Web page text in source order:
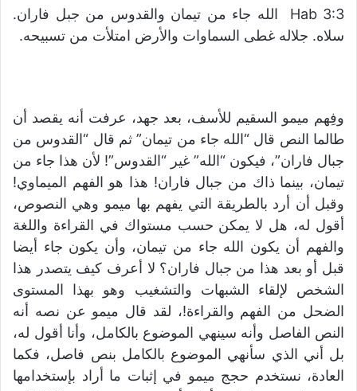
Hab 3:3 الله جاء من تيمان والقدوس من جبل فاران.
سلاه. جلاله غطى السماوات والأرض امتلأت من تسبيحه.
وفِهم ميمو السقيم للأسف، بعد جهد، عرفت أنه يقصد أن
طالما النص قال “الله جاء من تيمان” ثم قال “القدوس من
جبال فاران”، فيكون “الله” غير “القدوس”! لأن هذا جاء من
تيمان، بينما ذاك من جبال فاران! هذا هو الفهم الميماوي!
وقبل أن أرد بالطريقة التي يفهم بها ميمو وهي النصوص،
أقول له، هل لا يمكن حسب مستواك في القراءة واللغة
والفهم أن يكون الله جاء من تيمان، وأن يكون جاء أيضا
قبل أو بعد هذا من جبال فاران؟ لا أعرف كيف يتصدر هذا
الشخص لإلقاء الشبهات والتشغيب وهو بهذا المستوى
الضحل من الفهم والقراءة!، لقد قال ميمو عن نصه أنه
النص الفاصل وأنه سينهي الموضوع بالكامل، وأنا أقول له،
بل أني الذي سأنهي الموضوع بالكامل بنص فاصل، فكما
العادة، نستخدم حجج ميمو في إثبات ما أراد بإستخدامها